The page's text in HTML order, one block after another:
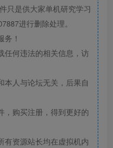
只是供大家单机研究学习
进行删除处理。
！
任何违法的相关信息，访
本人与论坛无关，后果自
，购买注册，得到更好的
有资源站长均在虚拟机内